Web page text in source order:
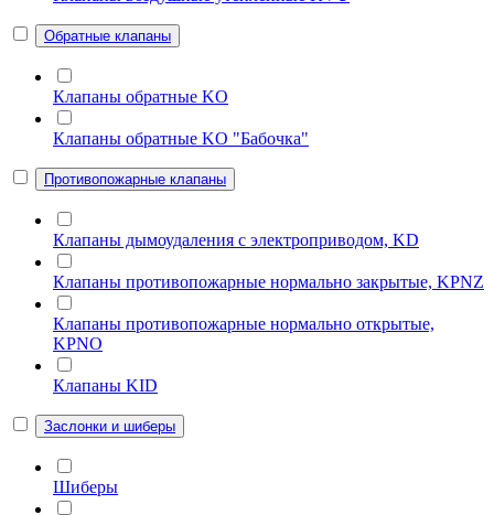
Обратные клапаны
Клапаны обратные KO
Клапаны обратные KO "Бабочка"
Противопожарные клапаны
Клапаны дымоудаления с электроприводом, KD
Клапаны противопожарные нормально закрытые, KPNZ
Клапаны противопожарные нормально открытые,
KPNO
Клапаны KID
Заслонки и шиберы
Шиберы